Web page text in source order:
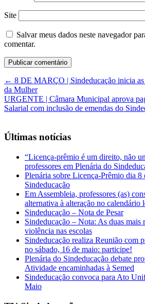
Site
Salvar meus dados neste navegador
comentar.
← 8 DE MARÇO | Sindeducação inicia
da Mulher
URGENTE | Câmara Municipal aprova
Salarial com inclusão de emendas do
Últimas notícias
“Licença-prêmio é um direito, não
professores em Plenária do
Plenária sobre Licença-Prêmio dia 8
Sindeducação
Em Assembleia, professores (as)
alternativa à alteração no calendário
Sindeducação – Nota de Pesar
Sindeducação – Nota: As duas mais
violência nas escolas
Sindeducação realiza Reunião com
no sábado, 16 de maio: participe!
Plenária do Sindeducação debate
Atividade encaminhadas à Semed
Sindeducação convoca para Ato
Maio